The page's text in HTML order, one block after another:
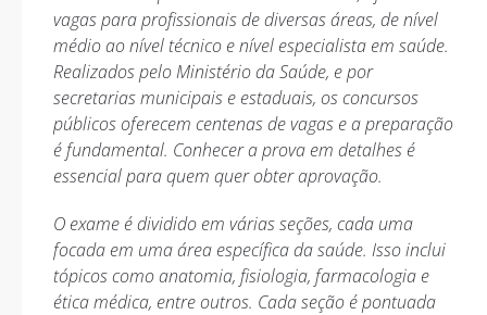
vagas para profissionais de diversas áreas, de nível
médio ao nível técnico e nível especialista em saúde.
Realizados pelo Ministério da Saúde, e por
secretarias municipais e estaduais, os concursos
públicos oferecem centenas de vagas e a preparação
é fundamental. Conhecer a prova em detalhes é
essencial para quem quer obter aprovação.
O exame é dividido em várias seções, cada uma
focada em uma área específica da saúde. Isso inclui
tópicos como anatomia, fisiologia, farmacologia e
ética médica, entre outros. Cada seção é pontuada